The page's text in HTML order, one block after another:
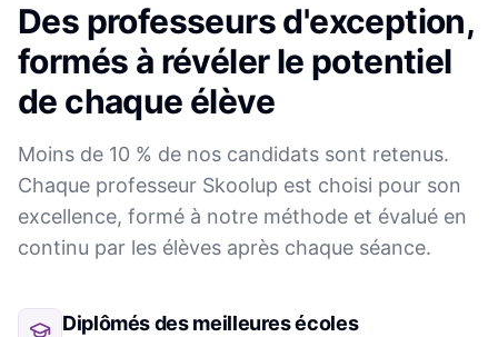
Des professeurs d'exception,
formés à révéler le potentiel
de chaque élève
Moins de 10 % de nos candidats sont retenus.
Chaque professeur Skoolup est choisi pour son
excellence, formé à notre méthode et évalué en
continu par les élèves après chaque séance.
Diplômés des meilleures écoles